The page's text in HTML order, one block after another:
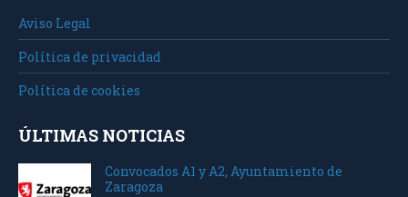
Aviso Legal
Política de privacidad
Política de cookies
ÚLTIMAS NOTICIAS
Convocados A1 y A2, Ayuntamiento de
Zaragoza